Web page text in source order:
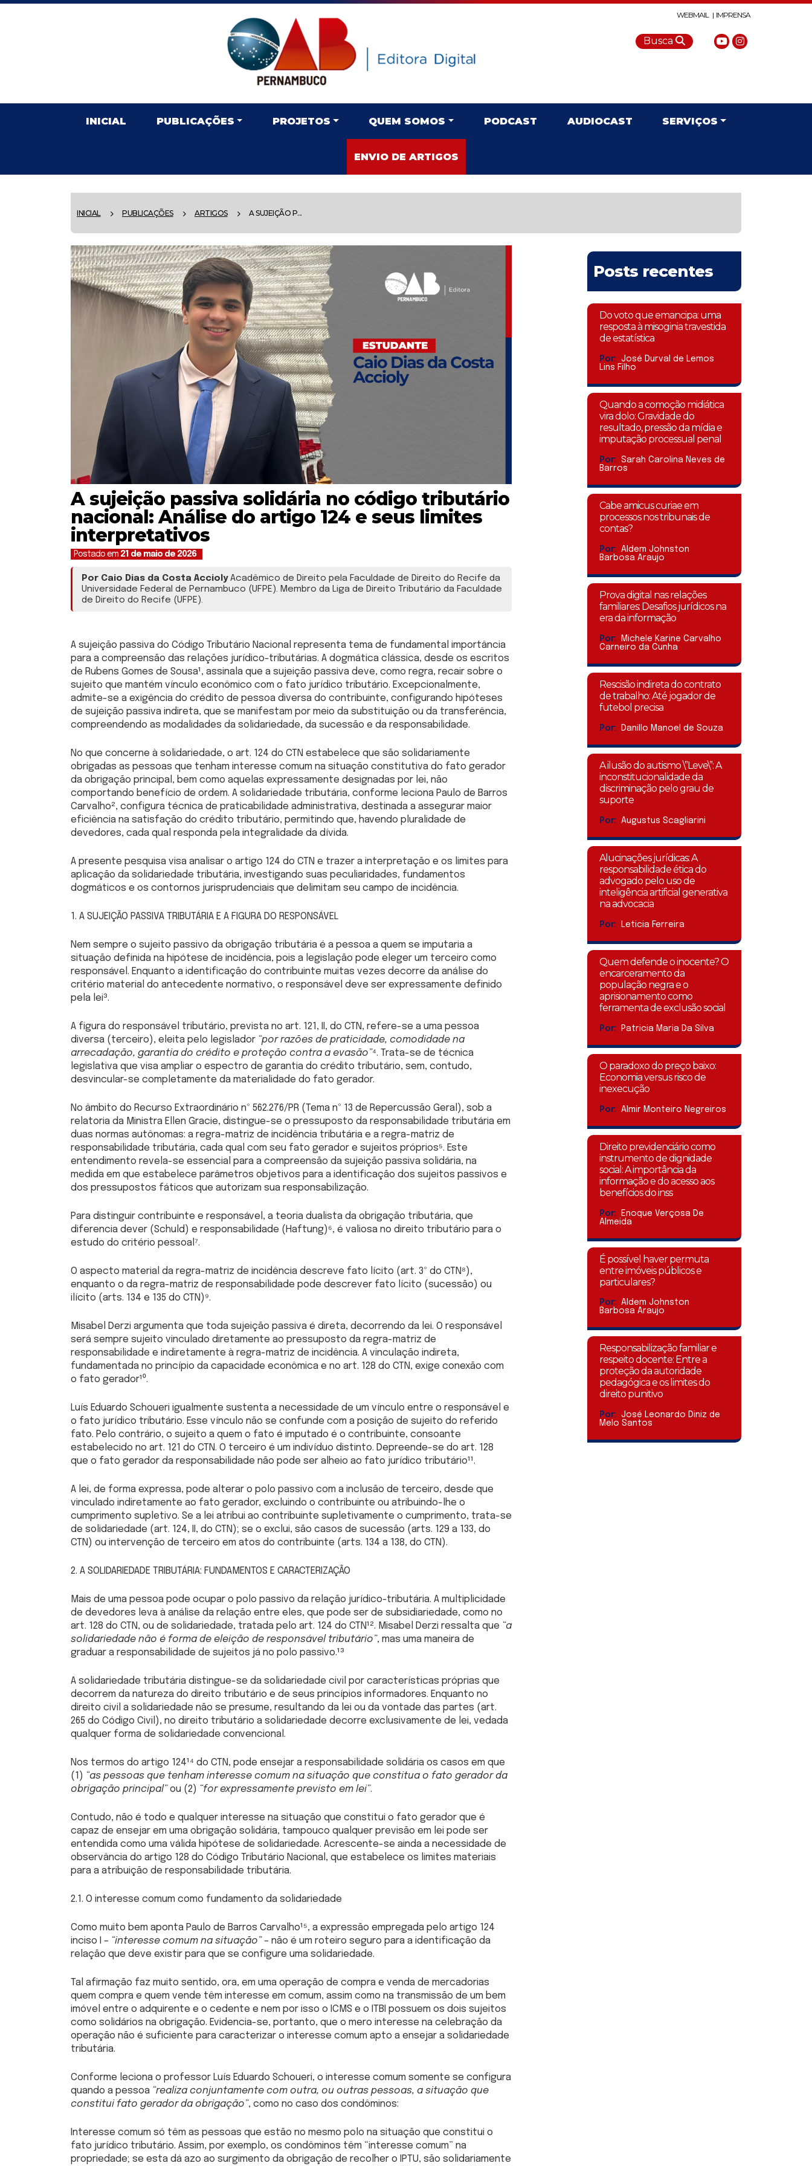
WEBMAIL | IMPRENSA
Busca
INICIAL PUBLICAÇÕES PROJETOS QUEM SOMOS PODCAST AUDIOCAST SERVIÇOS
ENVIO DE ARTIGOS
INICIAL PUBLICAÇÕES ARTIGOS A SUJEIÇÃO P...
A sujeição passiva solidária no código tributário
nacional: Análise do artigo 124 e seus limites
interpretativos
Postado em 21 de maio de 2026
Por Caio Dias da Costa AcciolyAcadêmico de Direito pela Faculdade de Direito do Recife da
Universidade Federal de Pernambuco (UFPE). Membro da Liga de Direito Tributário da Faculdade
de Direito do Recife (UFPE).
A sujeição passiva do Código Tributário Nacional representa tema de fundamental importância
para a compreensão das relações jurídico-tributárias. A dogmática clássica, desde os escritos
de Rubens Gomes de Sousa¹, assinala que a sujeição passiva deve, como regra, recair sobre o
sujeito que mantém vínculo econômico com o fato jurídico tributário. Excepcionalmente,
admite-se a exigência do crédito de pessoa diversa do contribuinte, configurando hipóteses
de sujeição passiva indireta, que se manifestam por meio da substituição ou da transferência,
compreendendo as modalidades da solidariedade, da sucessão e da responsabilidade.
No que concerne à solidariedade, o art. 124 do CTN estabelece que são solidariamente
obrigadas as pessoas que tenham interesse comum na situação constitutiva do fato gerador
da obrigação principal, bem como aquelas expressamente designadas por lei, não
comportando benefício de ordem. A solidariedade tributária, conforme leciona Paulo de Barros
Carvalho², configura técnica de praticabilidade administrativa, destinada a assegurar maior
eficiência na satisfação do crédito tributário, permitindo que, havendo pluralidade de
devedores, cada qual responda pela integralidade da dívida.
A presente pesquisa visa analisar o artigo 124 do CTN e trazer a interpretação e os limites para
aplicação da solidariedade tributária, investigando suas peculiaridades, fundamentos
dogmáticos e os contornos jurisprudenciais que delimitam seu campo de incidência.
1. A SUJEIÇÃO PASSIVA TRIBUTÁRIA E A FIGURA DO RESPONSÁVEL
Nem sempre o sujeito passivo da obrigação tributária é a pessoa a quem se imputaria a
situação definida na hipótese de incidência, pois a legislação pode eleger um terceiro como
responsável. Enquanto a identificação do contribuinte muitas vezes decorre da análise do
critério material do antecedente normativo, o responsável deve ser expressamente definido
pela lei³.
A figura do responsável tributário, prevista no art. 121, II, do CTN, refere-se a uma pessoa
diversa (terceiro), eleita pelo legislador “por razões de praticidade, comodidade na
arrecadação, garantia do crédito e proteção contra a evasão”⁴. Trata-se de técnica
legislativa que visa ampliar o espectro de garantia do crédito tributário, sem, contudo,
desvincular-se completamente da materialidade do fato gerador.
No âmbito do Recurso Extraordinário nº 562.276/PR (Tema nº 13 de Repercussão Geral), sob a
relatoria da Ministra Ellen Gracie, distingue-se o pressuposto da responsabilidade tributária em
duas normas autônomas: a regra-matriz de incidência tributária e a regra-matriz de
responsabilidade tributária, cada qual com seu fato gerador e sujeitos próprios⁵. Este
entendimento revela-se essencial para a compreensão da sujeição passiva solidária, na
medida em que estabelece parâmetros objetivos para a identificação dos sujeitos passivos e
dos pressupostos fáticos que autorizam sua responsabilização.
Para distinguir contribuinte e responsável, a teoria dualista da obrigação tributária, que
diferencia dever (Schuld) e responsabilidade (Haftung)⁶, é valiosa no direito tributário para o
estudo do critério pessoal⁷.
O aspecto material da regra-matriz de incidência descreve fato lícito (art. 3º do CTN⁸),
enquanto o da regra-matriz de responsabilidade pode descrever fato lícito (sucessão) ou
ilícito (arts. 134 e 135 do CTN)⁹.
Misabel Derzi argumenta que toda sujeição passiva é direta, decorrendo da lei. O responsável
será sempre sujeito vinculado diretamente ao pressuposto da regra-matriz de
responsabilidade e indiretamente à regra-matriz de incidência. A vinculação indireta,
fundamentada no princípio da capacidade econômica e no art. 128 do CTN, exige conexão com
o fato gerador¹⁰.
Luís Eduardo Schoueri igualmente sustenta a necessidade de um vínculo entre o responsável e
o fato jurídico tributário. Esse vínculo não se confunde com a posição de sujeito do referido
fato. Pelo contrário, o sujeito a quem o fato é imputado é o contribuinte, consoante
estabelecido no art. 121 do CTN. O terceiro é um indivíduo distinto. Depreende-se do art. 128
que o fato gerador da responsabilidade não pode ser alheio ao fato jurídico tributário¹¹.
A lei, de forma expressa, pode alterar o polo passivo com a inclusão de terceiro, desde que
vinculado indiretamente ao fato gerador, excluindo o contribuinte ou atribuindo-lhe o
cumprimento supletivo. Se a lei atribui ao contribuinte supletivamente o cumprimento, trata-se
de solidariedade (art. 124, II, do CTN); se o exclui, são casos de sucessão (arts. 129 a 133, do
CTN) ou intervenção de terceiro em atos do contribuinte (arts. 134 a 138, do CTN).
2. A SOLIDARIEDADE TRIBUTÁRIA: FUNDAMENTOS E CARACTERIZAÇÃO
Mais de uma pessoa pode ocupar o polo passivo da relação jurídico-tributária. A multiplicidade
de devedores leva à análise da relação entre eles, que pode ser de subsidiariedade, como no
art. 128 do CTN, ou de solidariedade, tratada pelo art. 124 do CTN¹². Misabel Derzi ressalta que “a
solidariedade não é forma de eleição de responsável tributário”, mas uma maneira de
graduar a responsabilidade de sujeitos já no polo passivo.¹³
A solidariedade tributária distingue-se da solidariedade civil por características próprias que
decorrem da natureza do direito tributário e de seus princípios informadores. Enquanto no
direito civil a solidariedade não se presume, resultando da lei ou da vontade das partes (art.
265 do Código Civil), no direito tributário a solidariedade decorre exclusivamente de lei, vedada
qualquer forma de solidariedade convencional.
Nos termos do artigo 124¹⁴ do CTN, pode ensejar a responsabilidade solidária os casos em que
(1) “as pessoas que tenham interesse comum na situação que constitua o fato gerador da
obrigação principal”ou (2) “for expressamente previsto em lei”.
Contudo, não é todo e qualquer interesse na situação que constitui o fato gerador que é
capaz de ensejar em uma obrigação solidária, tampouco qualquer previsão em lei pode ser
entendida como uma válida hipótese de solidariedade. Acrescente-se ainda a necessidade de
observância do artigo 128 do Código Tributário Nacional, que estabelece os limites materiais
para a atribuição de responsabilidade tributária.
2.1. O interesse comum como fundamento da solidariedade
Como muito bem aponta Paulo de Barros Carvalho¹⁵, a expressão empregada pelo artigo 124
inciso I – “interesse comum na situação”– não é um roteiro seguro para a identificação da
relação que deve existir para que se configure uma solidariedade.
Tal afirmação faz muito sentido, ora, em uma operação de compra e venda de mercadorias
quem compra e quem vende têm interesse em comum, assim como na transmissão de um bem
imóvel entre o adquirente e o cedente e nem por isso o ICMS e o ITBI possuem os dois sujeitos
como solidários na obrigação. Evidencia-se, portanto, que o mero interesse na celebração da
operação não é suficiente para caracterizar o interesse comum apto a ensejar a solidariedade
tributária.
Conforme leciona o professor Luís Eduardo Schoueri, o interesse comum somente se configura
quando a pessoa “realiza conjuntamente com outra, ou outras pessoas, a situação que
constitui fato gerador da obrigação”, como no caso dos condôminos:
Interesse comum só têm as pessoas que estão no mesmo polo na situação que constitui o
fato jurídico tributário. Assim, por exemplo, os condôminos têm “interesse comum” na
propriedade; se esta dá azo ao surgimento da obrigação de recolher o IPTU, são solidariamente
Posts recentes
Do voto que emancipa: uma
resposta à misoginia travestida
de estatística
Por:
José Durval de Lemos
Lins Filho
Quando a comoção midiática
vira dolo: Gravidade do
resultado, pressão da mídia e
imputação processual penal
Por:
Sarah Carolina Neves de
Barros
Cabe amicus curiae em
processos nos tribunais de
contas?
Por:
Aldem Johnston
Barbosa Araujo
Prova digital nas relações
familiares: Desafios jurídicos na
era da informação
Por:
Michele Karine Carvalho
Carneiro da Cunha
Rescisão indireta do contrato
de trabalho: Até jogador de
futebol precisa
Por: Danillo Manoel de Souza
A ilusão do autismo \”Leve\”: A
inconstitucionalidade da
discriminação pelo grau de
suporte
Por: Augustus Scagliarini
Alucinações jurídicas: A
responsabilidade ética do
advogado pelo uso de
inteligência artificial generativa
na advocacia
Por: Leticia Ferreira
Quem defende o inocente? O
encarceramento da
população negra e o
aprisionamento como
ferramenta de exclusão social
Por: Patricia Maria Da Silva
O paradoxo do preço baixo:
Economia versus risco de
inexecução
Por: Almir Monteiro Negreiros
Direito previdenciário como
instrumento de dignidade
social: A importância da
informação e do acesso aos
benefícios do inss
Por:
Enoque Verçosa De
Almeida
É possível haver permuta
entre imóveis públicos e
particulares?
Por:
Aldem Johnston
Barbosa Araujo
Responsabilização familiar e
respeito docente: Entre a
proteção da autoridade
pedagógica e os limites do
direito punitivo
Por:
José Leonardo Diniz de
Melo Santos